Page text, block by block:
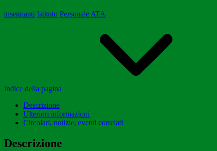
insegnanti Istituto Personale ATA
Indice della pagina
Descrizione
Ulteriori informazioni
Circolari, notizie, eventi correlati
Descrizione